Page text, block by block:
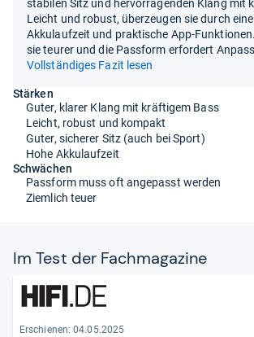
stabilen Sitz und hervorragenden Klang mit
Leicht und robust, überzeugen sie durch
Akkulaufzeit und praktische App-
sie teurer und die Passform erfordert
Vollständiges Fazit lesen
Stärken
Guter, klarer Klang mit kräftigem Bass
Leicht, robust und kompakt
Guter, sicherer Sitz (auch bei Sport)
Hohe Akkulaufzeit
Schwächen
Passform muss oft angepasst werden
Ziemlich teuer
Im Test der Fach­ma­ga­zine
Erschienen: 04.05.2025